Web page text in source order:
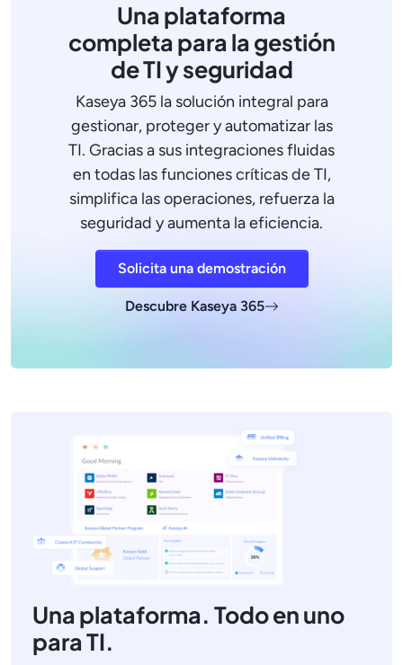
Una plataforma
completa para la gestión
de TI y seguridad
Kaseya 365 la solución integral para
gestionar, proteger y automatizar las
TI. Gracias a sus integraciones fluidas
en todas las funciones críticas de TI,
simplifica las operaciones, refuerza la
seguridad y aumenta la eficiencia.
Solicita una demostración
Descubre Kaseya 365
Una plataforma. Todo en uno
para TI.